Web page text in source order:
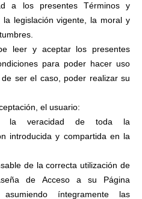
a los presentes Términos y
la legislación vigente, la moral y
leer y aceptar los presentes
para poder hacer uso
de ser el caso, poder realizar su
el usuario:
la veracidad de toda la
introducida y compartida en la
de la correcta utilización de
de Acceso a su Página
asumiendo íntegramente las